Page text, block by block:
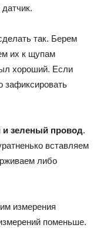
так. Берем
их к щупам
хороший. Если
зафиксировать
зеленый провод.
вставляем
либо
измерения
поменьше.